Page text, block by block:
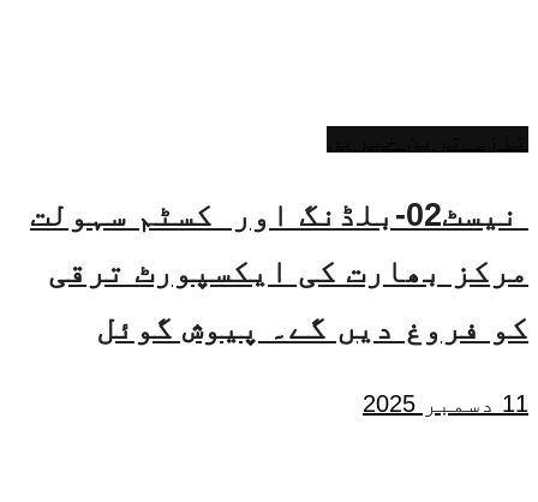
نیسٹ02-بلڈنگ اور کسٹم سہولت
مرکز بھارت کی ایکسپورٹ ترقی
کو فروغ دیں گے۔ پیوش گوئل
11 دسمبر 2025